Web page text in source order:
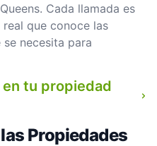
Cada llamada es
que conoce las
necesita para
tu propiedad
Propiedades